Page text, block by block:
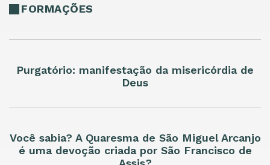
FORMAÇÕES
Purgatório: manifestação da misericórdia de
Deus
Você sabia? A Quaresma de São Miguel Arcanjo
é uma devoção criada por São Francisco de